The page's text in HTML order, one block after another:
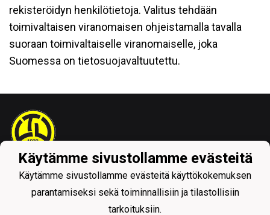
rekisteröidyn henkilötietoja. Valitus tehdään
toimivaltaisen viranomaisen ohjeistamalla tavalla
suoraan toimivaltaiselle viranomaiselle, joka
Suomessa on tietosuojavaltuutettu.
Tietosuojaseloste
Käytämme sivustollamme evästeitä
Käytämme sivustollamme evästeitä käyttökokemuksen
parantamiseksi sekä toiminnallisiin ja tilastollisiin
tarkoituksiin.